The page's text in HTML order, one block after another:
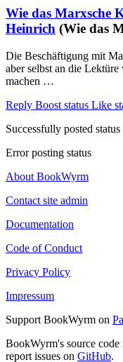
Wie das Marxsche
Heinrich (Wie das
Die Beschäftigung mit
aber selbst an die
machen …
Reply Boost status Like
Successfully posted status
Error posting status
About BookWyrm
Contact site admin
Documentation
Code of Conduct
Privacy Policy
Impressum
Support BookWyrm on
BookWyrm's source
report issues on GitHub.